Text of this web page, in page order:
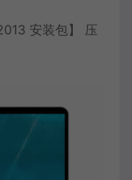
安装包】 压